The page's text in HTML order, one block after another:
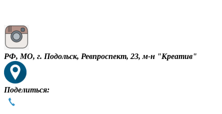
РФ, МО, г. Подольск, Ревпроспект, 23, м-н "Креатив"
Поделиться: